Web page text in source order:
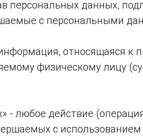
персональных данных,
с персональными
относящаяся к
физическому лицу
- любое действие
с использованием